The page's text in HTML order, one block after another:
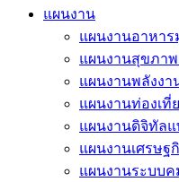
แผนงาน
แผนงานอาหาร
แผนงานสุขภา
แผนงานพลังง
แผนงานท่องเที่
แผนงานดิจิทัล
แผนงานเศรษฐ
แผนงานระบบ